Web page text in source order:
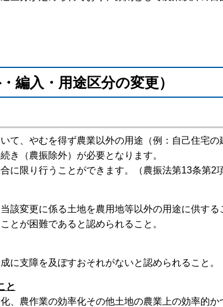
編入・用途区分の変更）
、やむを得ず農業以外の用途（例：自己住宅の
き（農振除外）が必要となります。
限り行うことができます。（農振法第13条第2項
該変更に係る土地を農用地等以外の用途に供する
とが困難であると認められること。
支障を及ぼすおそれがないと認められること。
と
、農作業の効率化その他土地の農業上の効率的か